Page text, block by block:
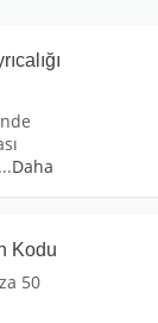
...Daha
Kodu
50